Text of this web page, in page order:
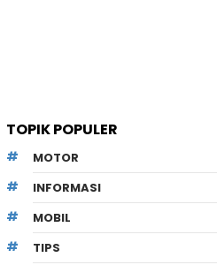
TOPIK POPULER
MOTOR
INFORMASI
MOBIL
TIPS